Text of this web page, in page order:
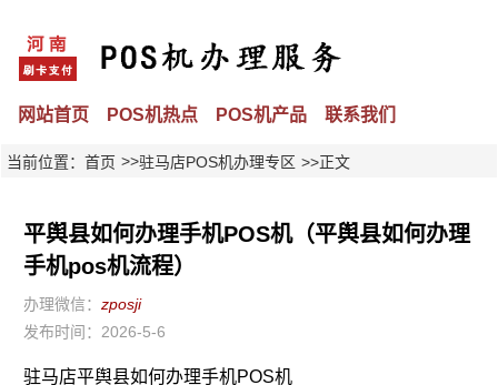
网站首页 POS机热点 POS机产品 联系我们
当前位置： 首页 >>驻马店POS机办理专区 >>正文
平舆县如何办理手机POS机（平舆县如何办理
手机pos机流程）
办理微信： zposji
发布时间：2026-5-6
驻马店平舆县如何办理手机POS机